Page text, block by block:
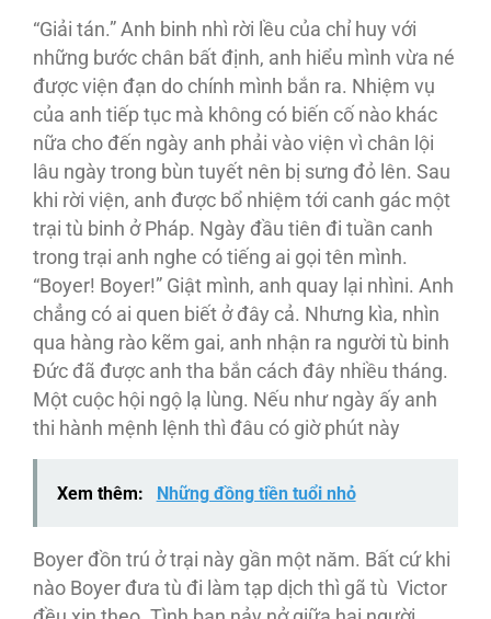
“Giải tán.” Anh binh nhì rời lều của chỉ huy với
những bước chân bất định, anh hiểu mình vừa né
được viện đạn do chính mình bắn ra. Nhiệm vụ
của anh tiếp tục mà không có biến cố nào khác
nữa cho đến ngày anh phải vào viện vì chân lội
lâu ngày trong bùn tuyết nên bị sưng đỏ lên. Sau
khi rời viện, anh được bổ nhiệm tới canh gác một
trại tù binh ở Pháp. Ngày đầu tiên đi tuần canh
trong trại anh nghe có tiếng ai gọi tên mình.
“Boyer! Boyer!” Giật mình, anh quay lại nhìni. Anh
chẳng có ai quen biết ở đây cả. Nhưng kìa, nhìn
qua hàng rào kẽm gai, anh nhận ra người tù binh
Đức đã được anh tha bắn cách đây nhiều tháng.
Một cuộc hội ngộ lạ lùng. Nếu như ngày ấy anh
thi hành mệnh lệnh thì đâu có giờ phút này
Xem thêm: Những đồng tiền tuổi nhỏ
Boyer đồn trú ở trại này gần một năm. Bất cứ khi
nào Boyer đưa tù đi làm tạp dịch thì gã tù Victor